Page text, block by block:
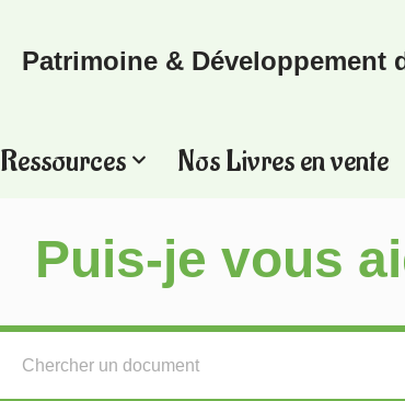
Patrimoine & Développement
Ressources Nos Livres en vente
Puis-je vous